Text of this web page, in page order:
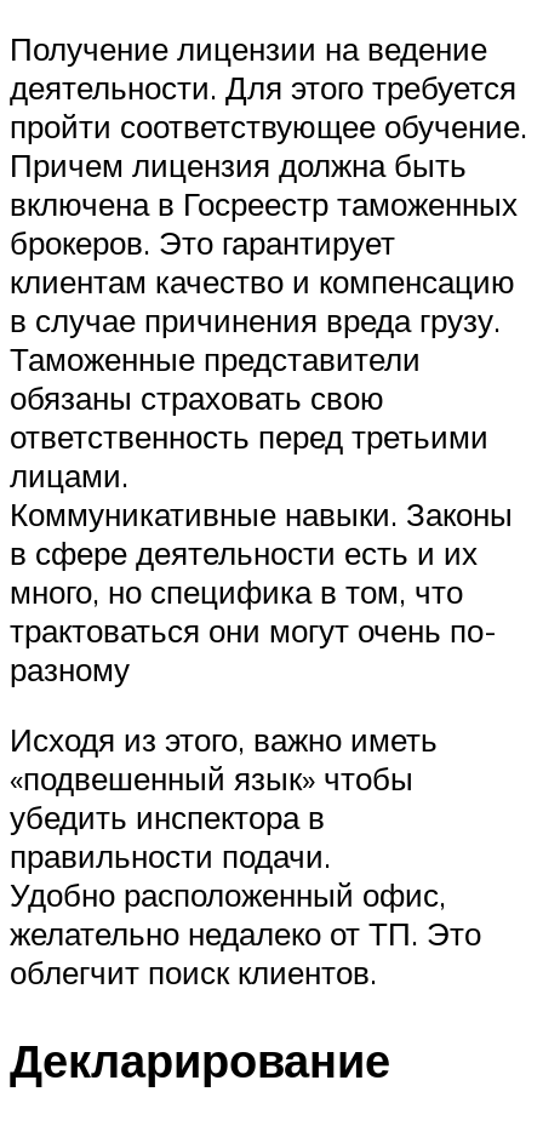
Получение лицензии на ведение
деятельности. Для этого требуется
пройти соответствующее обучение.
Причем лицензия должна быть
включена в Госреестр таможенных
брокеров. Это гарантирует
клиентам качество и компенсацию
в случае причинения вреда грузу.
Таможенные представители
обязаны страховать свою
ответственность перед третьими
лицами.
Коммуникативные навыки. Законы
в сфере деятельности есть и их
много, но специфика в том, что
трактоваться они могут очень по-
разному
Исходя из этого, важно иметь
«подвешенный язык» чтобы
убедить инспектора в
правильности подачи.
Удобно расположенный офис,
желательно недалеко от ТП. Это
облегчит поиск клиентов.
Декларирование